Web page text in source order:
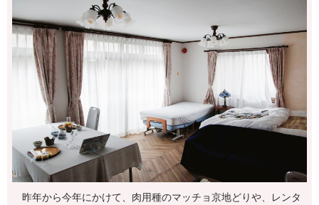
昨年から今年にかけて、肉用種のマッチョ京地どりや、レンタ